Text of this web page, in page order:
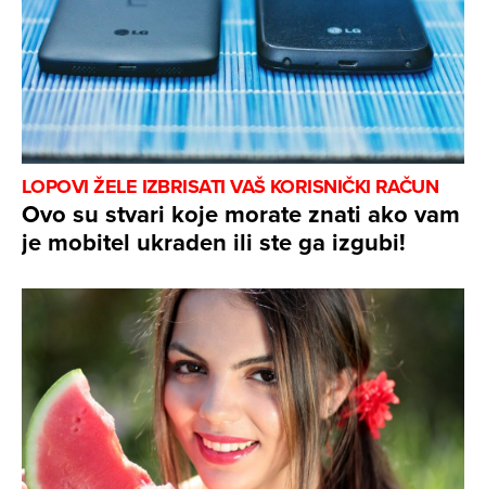
LOPOVI ŽELE IZBRISATI VAŠ KORISNIČKI RAČUN
Ovo su stvari koje morate znati ako vam
je mobitel ukraden ili ste ga izgubi!